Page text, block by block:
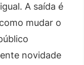
A saída é
mudar o
novidade